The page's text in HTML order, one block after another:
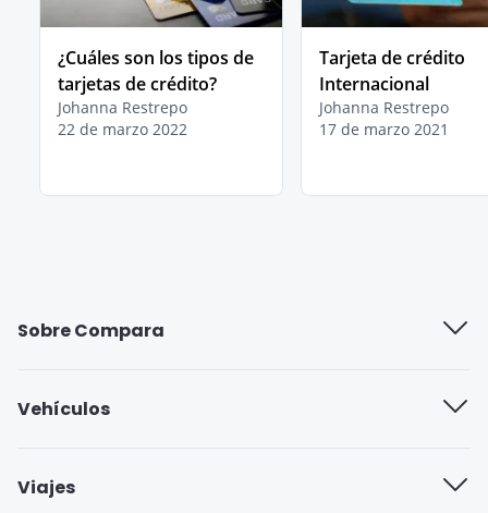
¿Cuáles son los tipos de
tarjetas de crédito?
Johanna Restrepo
22 de marzo 2022
Tarjeta de crédito
Internacional
Johanna Restrepo
17 de marzo 2021
Sobre Compara
Blog
Vehículos
Viajes